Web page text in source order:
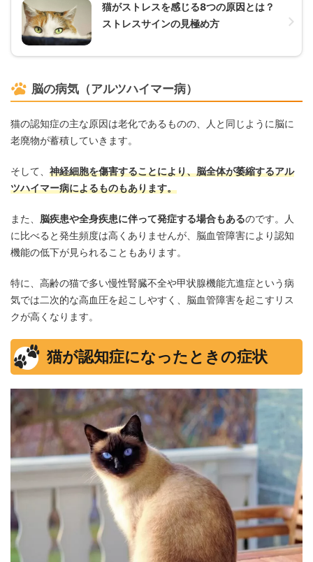
猫がストレスを感じる8つの原因とは？
ストレスサインの見極め方
脳の病気（アルツハイマー病）
猫の認知症の主な原因は老化であるものの、人と同じように脳に
老廃物が蓄積していきます。
そして、 神経細胞を傷害することにより、脳全体が萎縮するアル
ツハイマー病によるものもあります。
また、 脳疾患や全身疾患に伴って発症する場合もあるのです。人
に比べると発生頻度は高くありませんが、脳血管障害により認知
機能の低下が見られることもあります。
特に、高齢の猫で多い慢性腎臓不全や甲状腺機能亢進症という病
気では二次的な高血圧を起こしやすく、脳血管障害を起こすリス
クが高くなります。
猫が認知症になったときの症状